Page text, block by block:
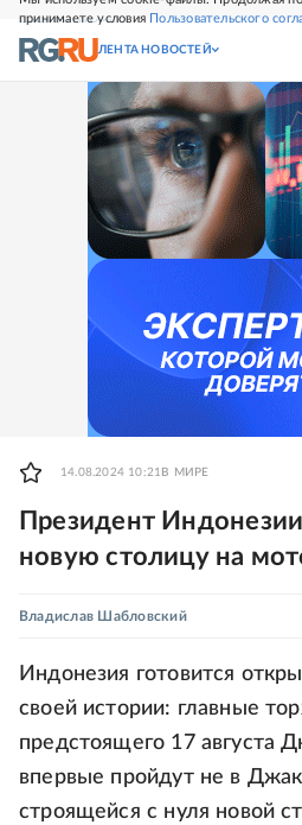
принимаете условия Пользовательского
СВЕЖИЙ НОМЕР
ЛЕНТА НОВОСТЕЙ
14.08.2024 10:21 В МИРЕ
Президент
новую столицу на
Владислав Шабловский
Индонезия готовится
своей истории: главные
предстоящего 17 августа
впервые пройдут не в
строящейся с нуля новой